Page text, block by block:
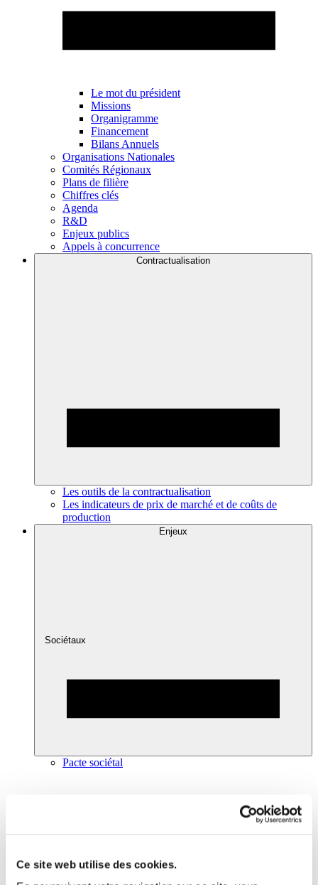
Ce site web utilise des cookies.
Le mot du président
Missions
Organigramme
Financement
Bilans Annuels
Organisations Nationales
Comités Régionaux
Plans de filière
Chiffres clés
Agenda
R&D
Enjeux publics
Appels à concurrence
Contractualisation
Les outils de la contractualisation
Les indicateurs de prix de marché et de coûts de
production
Enjeux
Sociétaux
Pacte sociétal